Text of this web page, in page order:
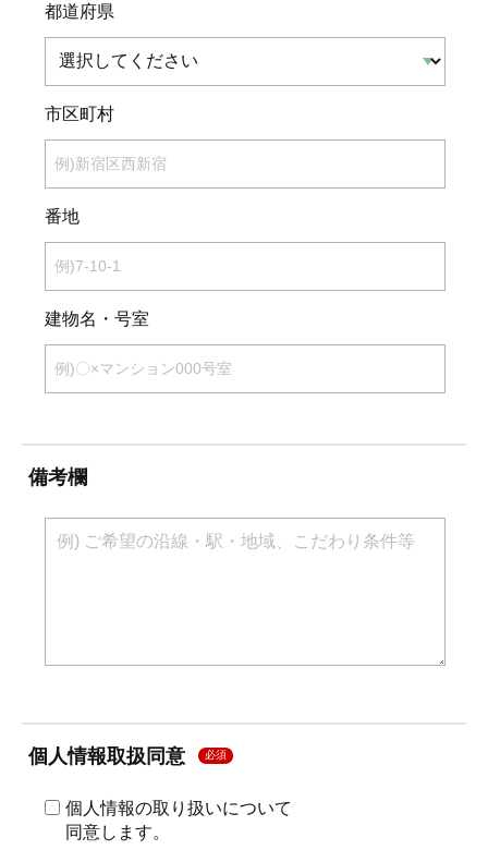
都道府県
市区町村
番地
建物名・号室
備考欄
個人情報取扱同意 必須
個人情報の取り扱いについて
同意します。